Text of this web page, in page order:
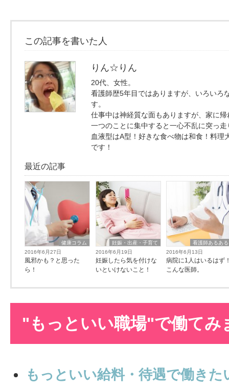
この記事を書いた人
りん☆りん
20代、女性。
看護師歴5年目ではありますが、いろいろ
す。
仕事中は神経質な面もありますが、家に
一つのことに集中すると一心不乱に突っ走
血液型はA型！好きな食べ物は和食！料理
です！
最近の記事
健康コラム
2016年6月27日
風邪かも？と思った
ら！
妊娠・出産・子育て
2016年6月19日
妊娠したら気を付けな
いといけないこと！
看護師あるある
2016年6月13日
病院に1人はいるはず
こんな医師。
"もっといい職場"で働てみ
もっといい給料・待遇で働きた